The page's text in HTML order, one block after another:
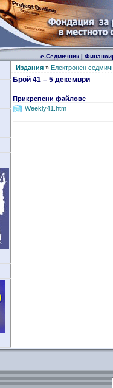
е-Седмичник|
Издания» Електронен
Брой 41 – 5 декември
Прикрепени файлове
Weekly41.htm